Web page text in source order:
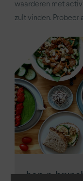
waarderen met
zult vinden. Probeer
hop-n-